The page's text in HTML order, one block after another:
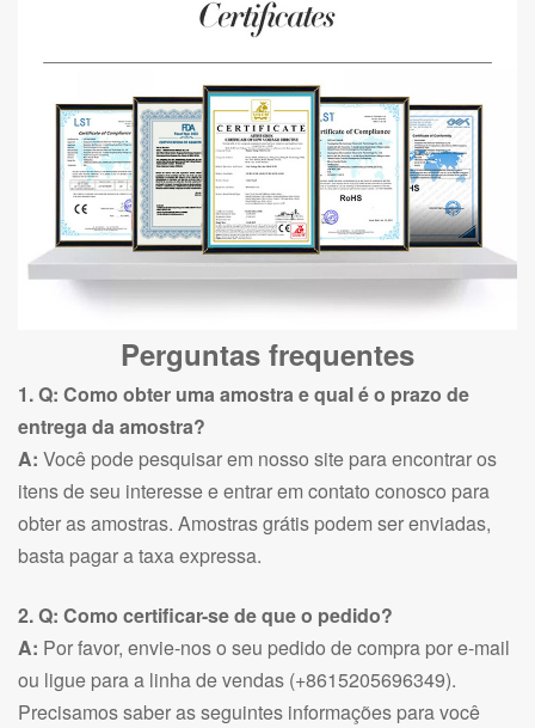
Perguntas frequentes
1. Q: Como obter uma amostra e qual é o prazo de
entrega da amostra?
A: Você pode pesquisar em nosso site para encontrar os
itens de seu interesse e entrar em contato conosco para
obter as amostras. Amostras grátis podem ser enviadas,
basta pagar a taxa expressa.
2. Q: Como certificar-se de que o pedido?
A: Por favor, envie-nos o seu pedido de compra por e-mail
ou ligue para a linha de vendas (+8615205696349).
Precisamos saber as seguintes informações para você